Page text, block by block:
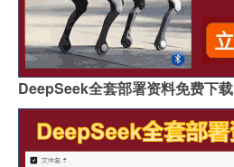
DeepSeek全套部署资料免费下载